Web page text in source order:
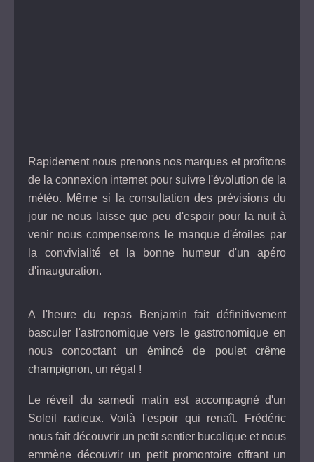
Rapidement nous prenons nos marques et profitons
de la connexion internet pour suivre l'évolution de la
météo. Même si la consultation des prévisions du
jour ne nous laisse que peu d'espoir pour la nuit à
venir nous compenserons le manque d'étoiles par
la convivialité et la bonne humeur d'un apéro
d'inauguration.
A l'heure du repas Benjamin fait définitivement
basculer l'astronomique vers le gastronomique en
nous concoctant un émincé de poulet crême
champignon, un régal !
Le réveil du samedi matin est accompagné d'un
Soleil radieux. Voilà l'espoir qui renaît. Frédéric
nous fait découvrir un petit sentier bucolique et nous
emmène découvrir un petit promontoire offrant un